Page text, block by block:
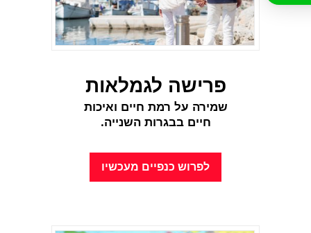
פרישה לגמלאות
שמירה על רמת חיים ואיכות
חייםבבגרותהשנייה.
לפרוש כנפיים מעכשיו